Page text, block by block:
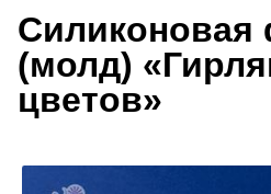
(молд)
цветов»